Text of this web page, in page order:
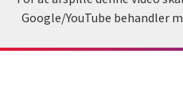
Google/YouTube behandler